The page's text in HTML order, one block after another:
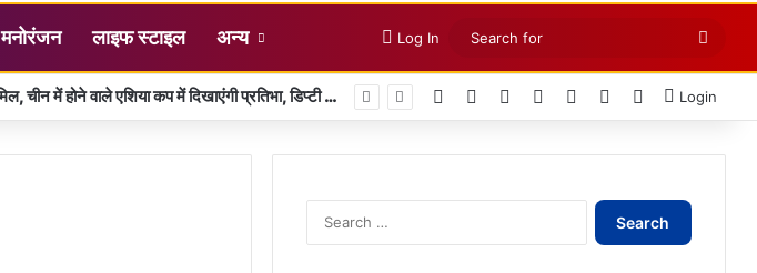
मनोरंजन लाइफ स्टाइल अन्य Log In
for
विश्व स्तनपान सप्ताह के राज्य स्तरीय कार्यक्रम का सफल आयोजन, छत्तीसगढ़ के प्रथम “मातृ दूध कोष (Mother Milk Bank)” की घोषणा Facebook LinkedInYouTubeInstagramTelegramWhatsApp
Login
Search